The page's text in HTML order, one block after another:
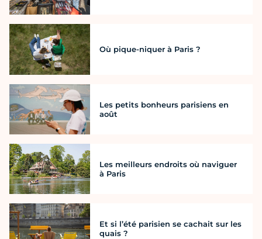
Où pique-niquer à Paris ?
Les petits bonheurs parisiens en
août
Les meilleurs endroits où naviguer
à Paris
Et si l’été parisien se cachait sur les
quais ?